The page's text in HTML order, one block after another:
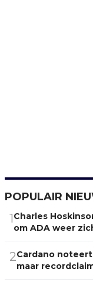
POPULAIR
1Charles
om ADA weer
2Cardano
maar